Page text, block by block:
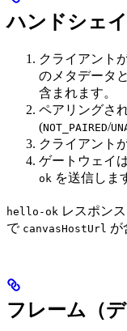
ハンドシェ
クライアント
のメタデータ
含まれます。
ペアリングさ
(NOT_PAIRED/
クライアント
ゲートウェイ
ok を送信しま
hello-ok レスポン
で canvasHostUrl が
フレーム（デ